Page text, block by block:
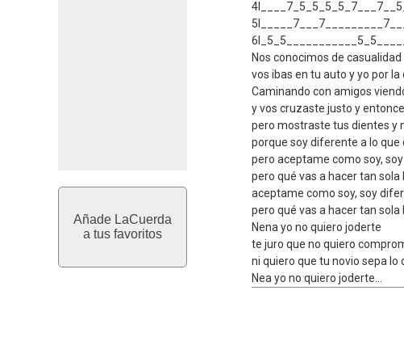
Añade LaCuerda
a tus favoritos
A
No
Nos conocimos de casualidad
vos ibas en tu auto y yo por la
Caminando con amigos
y vos cruzaste justo y
pero mostraste tus dientes y
porque soy diferente a lo que
pero aceptame como soy,
pero qué vas a hacer tan sola
aceptame como soy, soy
pero qué vas a hacer tan sola
Nena yo no quiero joderte
te juro que no quiero
ni quiero que tu novio sepa lo
Nea yo no quiero joderte...